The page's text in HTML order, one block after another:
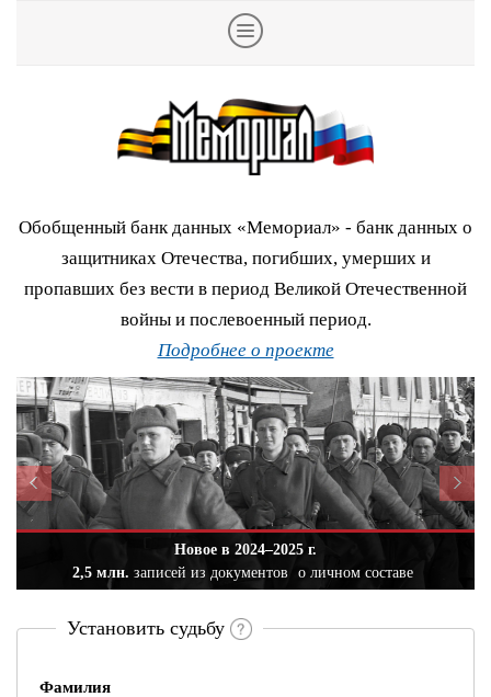
Обобщенный банк данных «Мемориал» - банк данных о
защитниках Отечества, погибших, умерших и
пропавших без вести в период Великой Отечественной
войны и послевоенный период.
Подробнее о проекте
Новое в 2024–2025 г.
2,5 млн. записей из документов о личном составе
Установить судьбу
Фамилия